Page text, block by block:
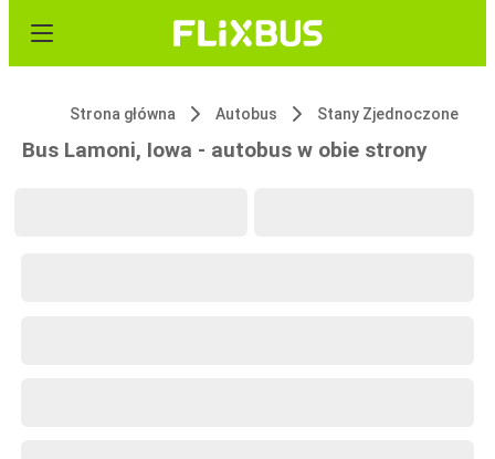
Strona główna Autobus Stany Zjednoczone
Bus Lamoni, Iowa - autobus w obie strony